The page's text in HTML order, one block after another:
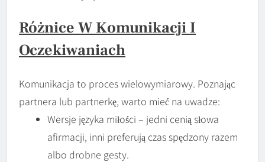
Różnice W Komunikacji I
Oczekiwaniach
Komunikacja to proces wielowymiarowy. Poznając
partnera lub partnerkę, warto mieć na uwadze:
Wersje języka miłości – jedni cenią słowa
afirmacji, inni preferują czas spędzony razem
albo drobne gesty.